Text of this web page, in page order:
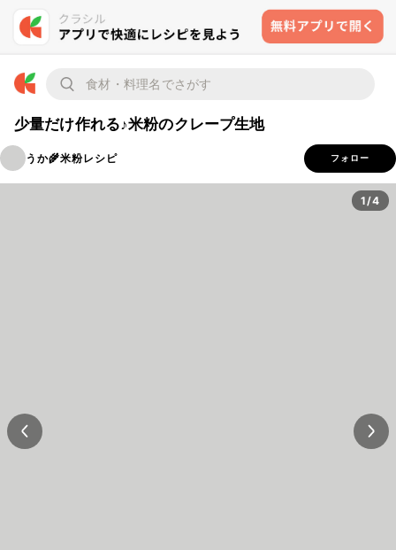
少量だけ作れる♪米粉のクレープ生地
うか🌾米粉レシピ フォロー
1/4